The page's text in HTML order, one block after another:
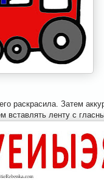
раскрасила. Затем
вставлять ленту с